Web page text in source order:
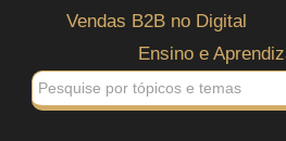
Vendas B2B no Digital
Ensino e